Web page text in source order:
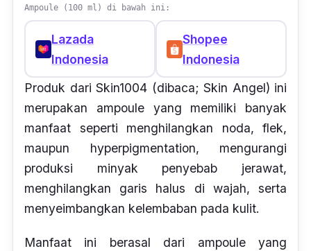
Ampoule (100 ml) di bawah ini:
Lazada
Indonesia
Shopee
Indonesia
Produk dari Skin1004 (dibaca; Skin Angel) ini
merupakan ampouleyang memiliki banyak
manfaat seperti menghilangkan noda, flek,
maupun hyperpigmentation, mengurangi
produksi minyak penyebab jerawat,
menghilangkan garis halus di wajah, serta
menyeimbangkan kelembaban pada kulit.
Manfaat ini berasal dari ampouleyang